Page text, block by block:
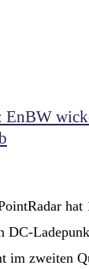
EnBW
DC-
im zweiten